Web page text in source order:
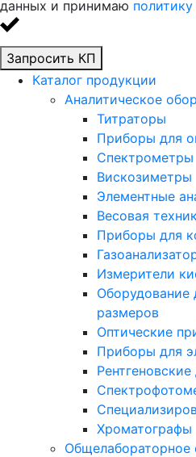
данных и принимаю
Запросить КП
Каталог продукции
Аналитическое
Титраторы
Приборы для
Спектрометры
Вискозиметры
Элементные
Весовая
Приборы для
Измерители
Оборудование
размеров
Оптические
Приборы для
Хроматографы
Общелабораторное